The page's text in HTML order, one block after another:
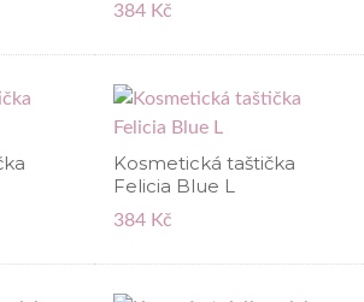
384 Kč
Kosmetická taštička
Felicia Blue L
384 Kč